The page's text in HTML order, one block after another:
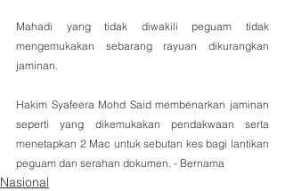
Mahadi yang tidak diwakili peguam tidak
mengemukakan sebarang rayuan dikurangkan
jaminan.
Hakim Syafeera Mohd Said membenarkan jaminan
seperti yang dikemukakan pendakwaan serta
menetapkan 2 Mac untuk sebutan kes bagi lantikan
peguam dan serahan dokumen. - Bernama
Nasional